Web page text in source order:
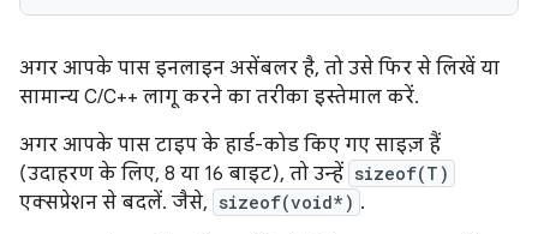
अगर आपके पास इनलाइन असेंबलर है, तो उसे फिर से लिखें या
सामान्य C/C++ लागू करने का तरीका इस्तेमाल करें.
अगर आपके पास टाइप के हार्ड-कोड किए गए साइज़ हैं
(उदाहरण के लिए, 8 या 16 बाइट), तो उन्हें sizeof(T)
एक्सप्रेशन से बदलें. जैसे, sizeof(void*) .